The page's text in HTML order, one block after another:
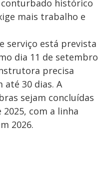
histórico
mais trabalho e
serviço está prevista
dia 11 de setembro
precisa
30 dias. A
sejam concluídas
com a linha
2026.